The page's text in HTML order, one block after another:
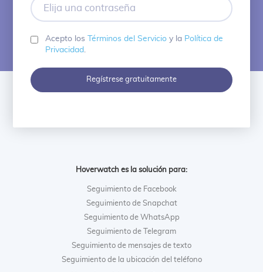
una
Acepto los Términos del Servicioy la Política de
Privacidad.
Regístrese gratuitamente
Hoverwatch es la solución para:
Seguimiento de Facebook
Seguimiento de Snapchat
Seguimiento de WhatsApp
Seguimiento de Telegram
Seguimiento de mensajes de texto
Seguimiento de la ubicación del teléfono